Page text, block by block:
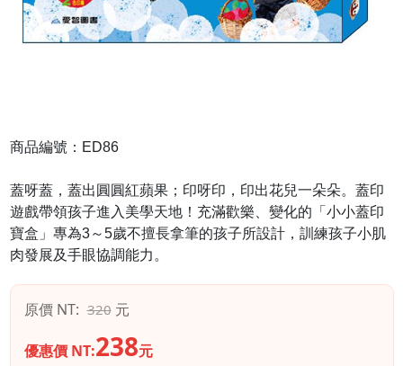
商品編號：ED86
蓋呀蓋，蓋出圓圓紅蘋果；印呀印，印出花兒一朵朵。蓋印
遊戲帶領孩子進入美學天地！充滿歡樂、變化的「小小蓋印
寶盒」專為3～5歲不擅長拿筆的孩子所設計，訓練孩子小肌
肉發展及手眼協調能力。
原價 NT: 320元
優惠價 NT:238元